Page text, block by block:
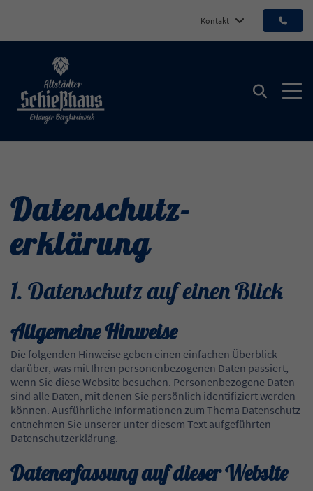
Kontakt
Suchen
Datenschutz­
erklärung
1. Datenschutz auf einen Blick
Allgemeine Hinweise
Die folgenden Hinweise geben einen einfachen Überblick
darüber, was mit Ihren personenbezogenen Daten passiert,
wenn Sie diese Website besuchen. Personenbezogene Daten
sind alle Daten, mit denen Sie persönlich identifiziert werden
können. Ausführliche Informationen zum Thema Datenschutz
entnehmen Sie unserer unter diesem Text aufgeführten
Datenschutzerklärung.
Datenerfassung auf dieser Website